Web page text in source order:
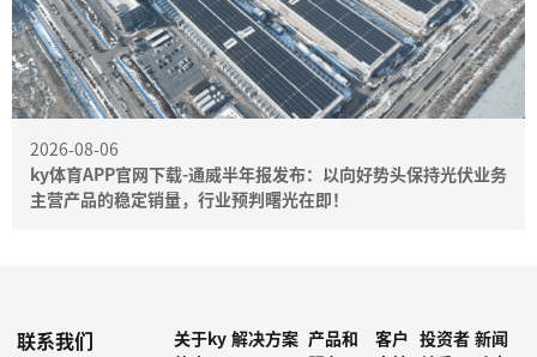
2026-08-06
ky体育APP官网下载-通威半年报发布：以向好势头保持光伏业务
主营产品的稳定销量，行业预判曙光在即！
联系我们
关于ky 解决方案 产品和
客户 投资者 新闻